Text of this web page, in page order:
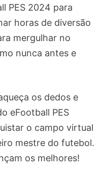
PES 2024 para
horas de diversão
mergulhar no
nunca antes e
os dedos e
eFootball PES
o campo virtual
mestre do futebol.
os melhores!